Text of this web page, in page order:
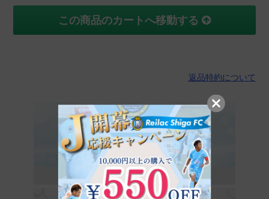
この商品のカートへ移動する
返品特約について
プレパレーションシリーズ